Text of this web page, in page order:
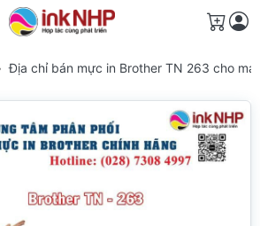
Giỏ
Địa chỉ bán mực in Brother TN 263 cho